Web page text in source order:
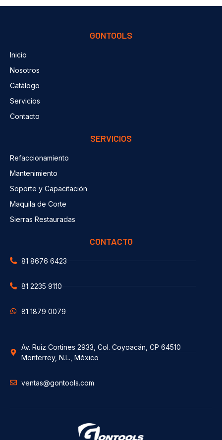
GONTOOLS
Inicio
Nosotros
Catálogo
Servicios
Contacto
SERVICIOS
Refaccionamiento
Mantenimiento
Soporte y Capacitación
Maquila de Corte
Sierras Restauradas
CONTACTO
81 8676 6423
81 2235 9110
81 1879 0079
Av. Ruiz Cortines 2933, Col. Coyoacán, CP 64510
Monterrey, N.L., México
ventas@gontools.com